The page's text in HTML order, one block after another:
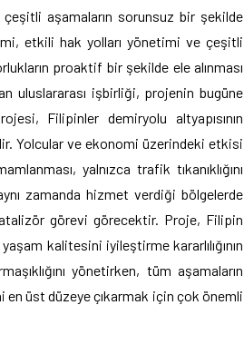
aşamaların sorunsuz bir şekilde
etkili hak yolları yönetimi ve çeşitli
proaktif bir şekilde ele alınması
uluslararası işbirliği, projenin bugüne
Filipinler demiryolu altyapısının
Yolcular ve ekonomi üzerindeki etkisi
yalnızca trafik tıkanıklığını
zamanda hizmet verdiği bölgelerde
görevi görecektir. Proje, Filipin
kalitesini iyileştirme kararlılığının
yönetirken, tüm aşamaların
üst düzeye çıkarmak için çok önemli